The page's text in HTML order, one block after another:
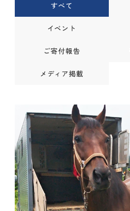
すべて
イベント
ご寄付報告
メディア掲載